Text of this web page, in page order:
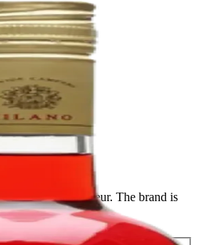
bitter herbal liqueur. The brand is